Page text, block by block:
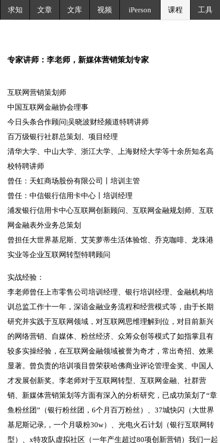
求知 文章 文库 视频 iPerson 课程 工具
专家讲师：李老师，新媒体营销策划专家
互联网营销策划师
中国互联网金融协会理事
今日头条合作顾问|吴晓波财经频道特聘讲师
百万级银行社群总策划、项目经理
清华大学、中山大学、浙江大学、上海财经大学等十余所知名高
校特聘讲师
曾任：天虹商场股份有限公司丨培训主管
曾任：中信银行信用卡中心丨培训经理
浦发银行信用卡中心互联网创新顾问、互联网金融规划师、互联
网金融表外业务总策划
曾担任大世界基尼斯、艾芙萝蒂生活体验馆、乔克咖啡、龙珠港
实业等企业互联网转型特聘顾问
实战经验：
李老师曾任上市零售公司培训经理、银行培训经理、金融机构培
训总监工作十一年，深谙金融业务流程和经营模式等，由于长期
研究并实践于互联网领域，对互联网思维理解到位，对目前新兴
的网络营销、自媒体、粉丝经济、众筹众创等模式了如指掌且有
较多实操经验，在互联网金融领域被誉为奇才，常出奇招、效果
显著。曾负责的培训项目曾荣获哈佛商业评论管理金奖、中国人
才发展创新奖。李老师对于互联网转型、互联网金融、社群营
销、新媒体营销策划等方面有深入的分析研究，已成功策划了“章
鱼粉丝团”（银行粉丝团，6个月百万粉丝）、37城快闪（大世界
基尼斯记录,，一个月吸粉30w）、光电火石计划（银行互联网转
型）、x特攻队虚拟社区（一年产生超过80项创新营销）我们一起